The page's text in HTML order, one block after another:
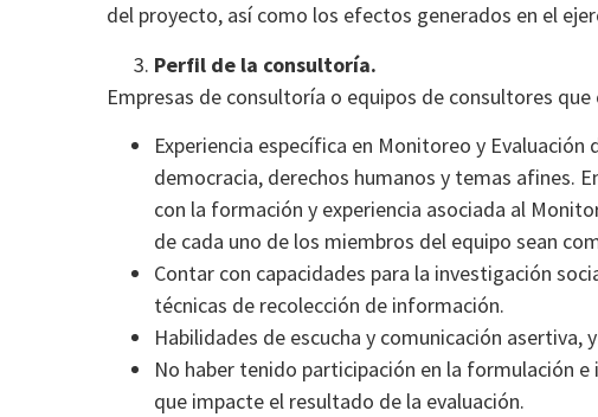
del proyecto, así como los efectos generados en el
Perfil de la consultoría.
Empresas de consultoría o equipos de consultores
Experiencia específica en Monitoreo y
democracia, derechos humanos y temas afines.
con la formación y experiencia asociada al
de cada uno de los miembros del equipo sean
Contar con capacidades para la investigación
técnicas de recolección de información.
Habilidades de escucha y comunicación asertiva,
No haber tenido participación en la formulación
que impacte el resultado de la evaluación.